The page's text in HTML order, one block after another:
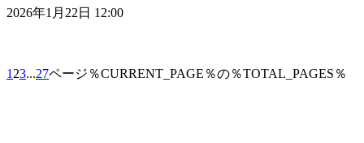
2026年1月22日 12:00
1 23...27ページ％CURRENT_PAGE％の％TOTAL_PAGES％